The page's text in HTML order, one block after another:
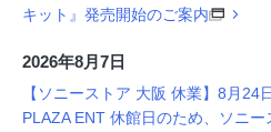
キット』発売開始のご案内
2026年8月7日
【ソニーストア 大阪 休業】8月24
PLAZA ENT 休館日のため、ソニ